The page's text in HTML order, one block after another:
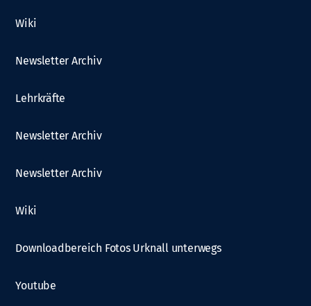
Wiki
Newsletter Archiv
Lehrkräfte
Newsletter Archiv
Newsletter Archiv
Wiki
Downloadbereich Fotos Urknall unterwegs
Youtube